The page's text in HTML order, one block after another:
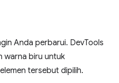
Anda perbarui. DevTools
warna biru untuk
tersebut dipilih.